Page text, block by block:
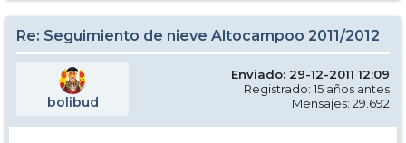
Re: Seguimiento de nieve Altocampoo 2011/2012
bolibud
Enviado: 29-12-2011 12:09
Registrado: 15 años antes
Mensajes: 29.692